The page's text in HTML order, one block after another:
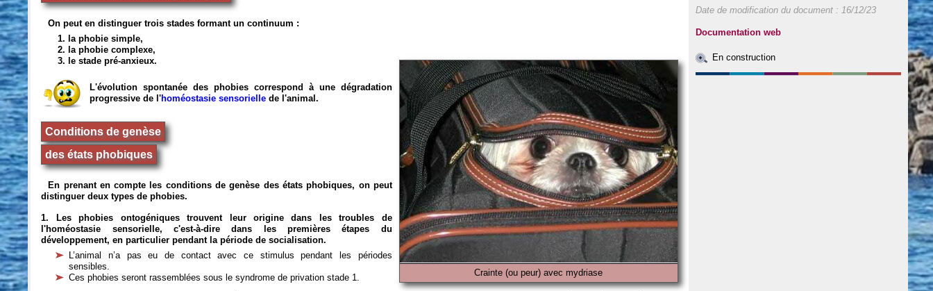
On peut en distinguer trois stades formant un continuum :
1. la phobie simple,
2. la phobie complexe,
Crainte (ou peur) avec mydriase
3. le stade pré-anxieux.
L'évolution spontanée des phobies correspond à une dégradation
progressive de l'homéostasie sensorielle de l'animal.
Conditions de genèse
des états phobiques
En prenant en compte les conditions de genèse des états phobiques, on peut
distinguer deux types de phobies.
1. Les phobies ontogéniques trouvent leur origine dans les troubles de
l'homéostasie sensorielle, c'est-à-dire dans les premières étapes du
développement, en particulier pendant la période de socialisation.
L’animal n’a pas eu de contact avec ce stimulus pendant les périodes
sensibles.
Ces phobies seront rassemblées sous le syndrome de privation stade 1.
Date de modification du document : 16/12/23
Documentation web
En construction